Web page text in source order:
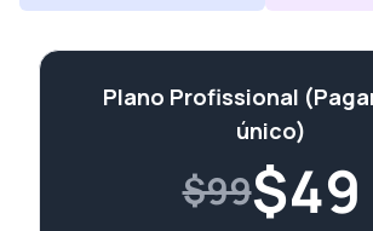
Plano Profissional
único)
$99$49